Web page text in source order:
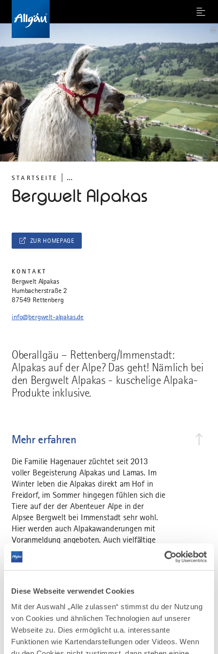
Diese Webseite verwendet Cookies
Mit der Auswahl „Alle zulassen“ stimmst du der Nutzung
von Cookies und ähnlichen Technologien auf unserer
Webseite zu. Dies ermöglicht u.a. interessante
Funktionen wie Kartendarstellungen oder Videos. Wenn
Menu
STARTSEITE ...
Bergwelt Alpakas
©
Oberallgäu – Rettenberg/Immenstadt:
Alpakas auf der Alpe? Das geht! Nämlich bei
den Bergwelt Alpakas - kuschelige Alpaka-
Produkte inklusive.
Mehr erfahren
Die Familie Hagenauer züchtet seit 2013
voller Begeisterung Alpakas und Lamas. Im
Winter leben die Alpakas direkt am Hof in
Freidorf, im Sommer hingegen fühlen sich die
Tiere auf der der Abenteuer Alpe in der
Alpsee Bergwelt bei Immenstadt sehr wohl.
Hier werden auch Alpakawanderungen mit
Voranmeldung angeboten. Auch vielfältige
Produkte aus Alpakawolle werden zum
Verkauf angeboten. Dazu gehören z.B. feines
Strickgarn, kuschelige Socken, Filzeinlege-
ZUR HOMEPAGE
KONTAKT
Bergwelt Alpakas
Humbacherstraße 2
87549 Rettenberg
info@bergwelt-alpakas.de